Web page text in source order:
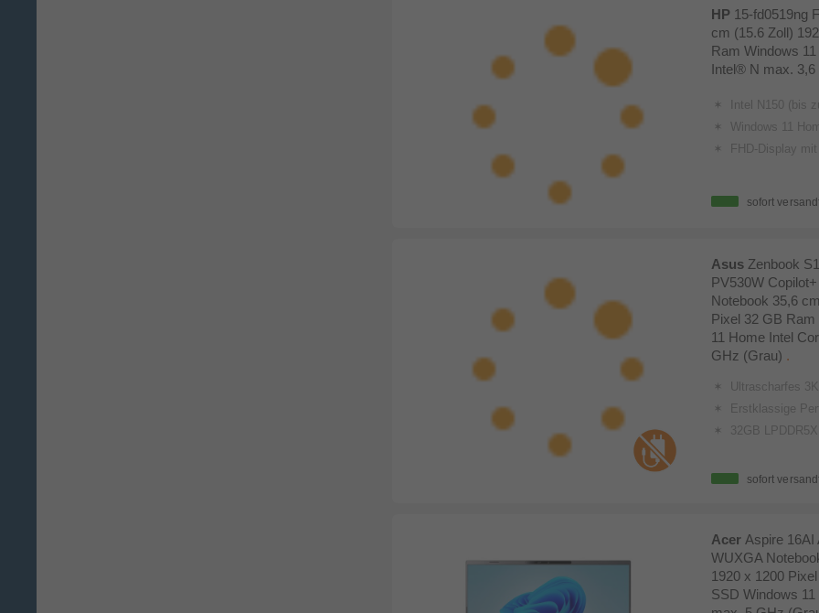
HP 15-fd0519ng
cm (15.6 Zoll)
Ram Windows
Intel® N max. 3,6
Intel N150 (bis zu 3,6 GHz mit Intel Turbo-
Windows 11
FHD-Display mit
sofort
Asus Zenbook
PV530W
Notebook 35,6
Pixel 32 GB
11 Home Intel
GHz (Grau) .
Ultrascharfes 3K (2880 x 1800) 14 Zoll Lumina OLED Display im NanoEdge
Erstklassige Performance dank des Intel® Core™ Ultra 7
32GB LPDDR5X RAM
sofort
Acer Aspire 16AI
WUXGA
1920 x 1200
SSD Windows